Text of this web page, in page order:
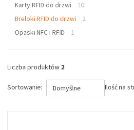
Karty RFID do drzwi
10
Breloki RFID do drzwi
2
Opaski NFC i RFID
1
Liczba produktów 2
Sortowanie: Domyślne Ilość na